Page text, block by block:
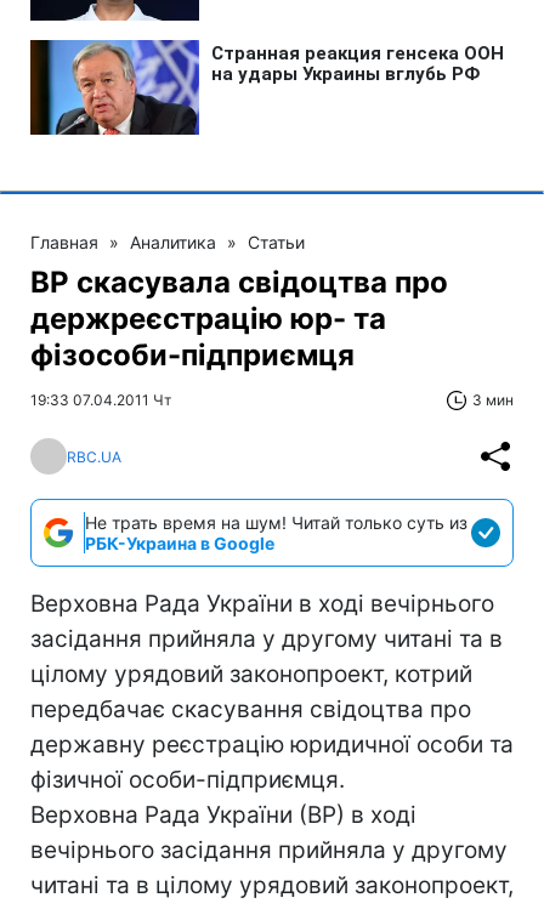
Главная » Аналитика » Статьи
ВР скасувала свідоцтва про
держреєстрацію юр- та
фізособи-підприємця
19:33 07.04.2011 Чт 3 мин
RBC.UA
Не трать время на шум! Читай только суть из
РБК-Украина в Google
Верховна Рада України в ході вечірнього
засідання прийняла у другому читані та в
цілому урядовий законопроект, котрий
передбачає скасування свідоцтва про
державну реєстрацію юридичної особи та
фізичної особи-підприємця.
Верховна Рада України (ВР) в ході
вечірнього засідання прийняла у другому
читані та в цілому урядовий законопроект,